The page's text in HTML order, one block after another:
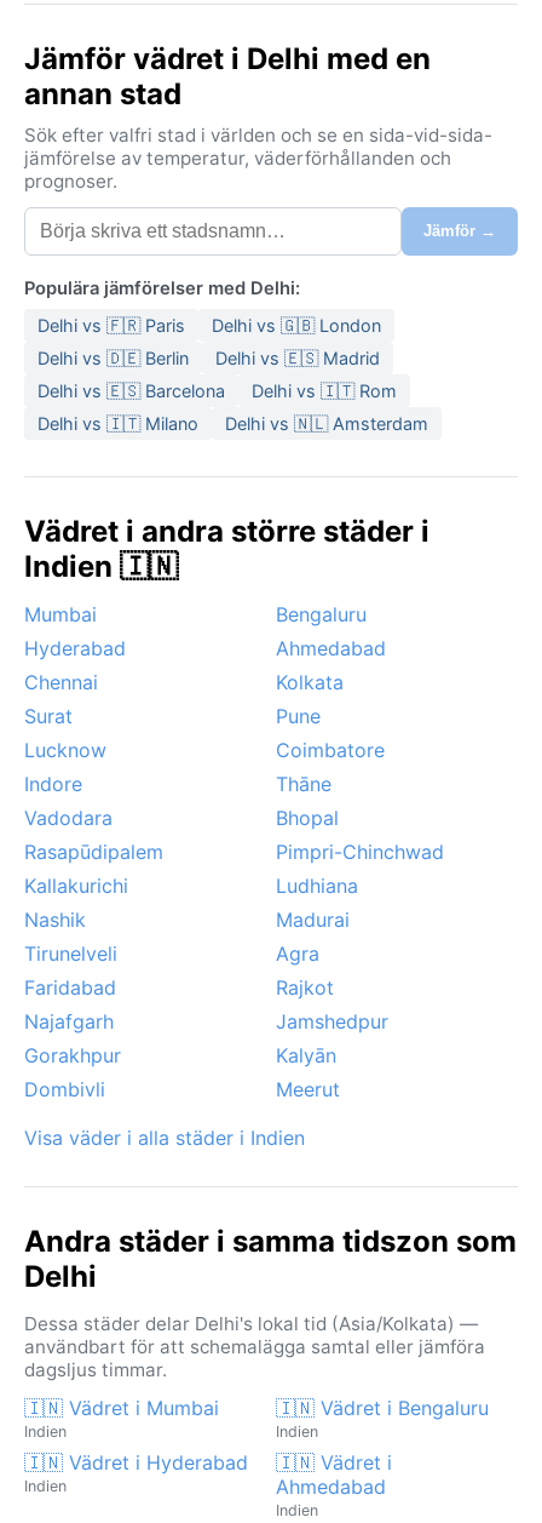
Jämför vädret i Delhi med en
annan stad
Sök efter valfri stad i världen och se en sida-vid-sida-
jämförelse av temperatur, väderförhållanden och
prognoser.
Jämför →
Populära jämförelser med Delhi:
Delhi vs 🇫🇷 Paris
Delhi vs 🇬🇧 London
Delhi vs 🇩🇪 Berlin
Delhi vs 🇪🇸 Madrid
Delhi vs 🇪🇸 Barcelona
Delhi vs 🇮🇹 Rom
Delhi vs 🇮🇹 Milano
Delhi vs 🇳🇱 Amsterdam
Vädret i andra större städer i
Indien 🇮🇳
Mumbai
Bengaluru
Hyderabad
Ahmedabad
Chennai
Kolkata
Surat
Pune
Lucknow
Coimbatore
Indore
Thāne
Vadodara
Bhopal
Rasapūdipalem
Pimpri-Chinchwad
Kallakurichi
Ludhiana
Nashik
Madurai
Tirunelveli
Agra
Faridabad
Rajkot
Najafgarh
Jamshedpur
Gorakhpur
Kalyān
Dombivli
Meerut
Visa väder i alla städer i Indien
Andra städer i samma tidszon som
Delhi
Dessa städer delar Delhi's lokal tid (Asia/Kolkata) —
användbart för att schemalägga samtal eller jämföra
dagsljus timmar.
🇮🇳 Vädret i Mumbai
Indien
🇮🇳 Vädret i Bengaluru
Indien
🇮🇳 Vädret i Hyderabad
Indien
🇮🇳 Vädret i
Ahmedabad
Indien